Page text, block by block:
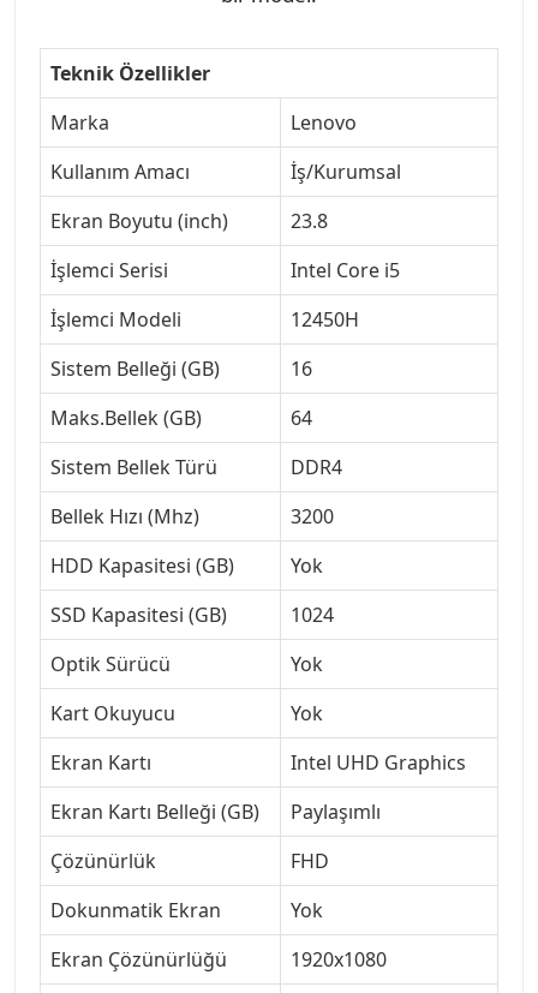
Teknik Özellikler
Marka
Lenovo
Kullanım Amacı
İş/Kurumsal
Ekran Boyutu (inch)
23.8
İşlemci Serisi
Intel Core i5
İşlemci Modeli
12450H
Sistem Belleği (GB)
16
Maks.Bellek (GB)
64
Sistem Bellek Türü
DDR4
Bellek Hızı (Mhz)
3200
HDD Kapasitesi (GB)
Yok
SSD Kapasitesi (GB)
1024
Optik Sürücü
Yok
Kart Okuyucu
Yok
Ekran Kartı
Intel UHD Graphics
Ekran Kartı Belleği (GB)
Paylaşımlı
Çözünürlük
FHD
Dokunmatik Ekran
Yok
Ekran Çözünürlüğü
1920x1080